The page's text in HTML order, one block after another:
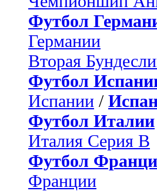
Футбол
Германии
Вторая
Футбол
Испании /
Футбол Италии
Италия Серия B
Футбол
Франции